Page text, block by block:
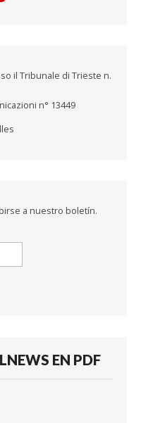
il Tribunale di Trieste n.
n° 13449
a nuestro boletín.
EN PDF